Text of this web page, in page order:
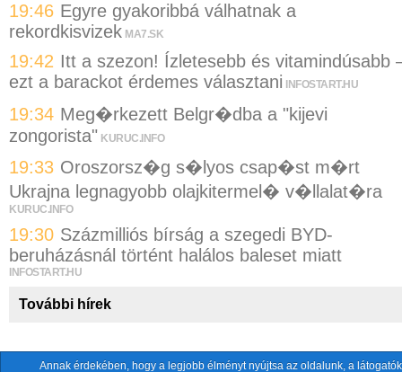
19:46 Egyre gyakoribbá válhatnak a
rekordkisvizek MA7.SK
19:42 Itt a szezon! Ízletesebb és vitamindúsabb
ezt a barackot érdemes választani
INFOSTART.HU
19:34 Meg�rkezett Belgr�dba a "kijevi
zongorista" KURUC.INFO
19:33 Oroszorsz�g s�lyos csap�st m�rt
Ukrajna legnagyobb olajkitermel� v�llalat�ra
KURUC.INFO
19:30 Százmilliós bírság a szegedi BYD-
beruházásnál történt halálos baleset miatt
INFOSTART.HU
További hírek
Annak érdekében, hogy a legjobb élményt nyújtsa az oldalunk, a látogatók